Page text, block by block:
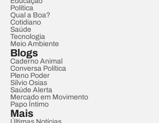
Política
Qual a Boa?
Cotidiano
Saúde
Tecnologia
Meio Ambiente
Blogs
Caderno Animal
Conversa Política
Pleno Poder
Sílvio Osias
Saúde Alerta
Mercado em Movimento
Papo Íntimo
Mais